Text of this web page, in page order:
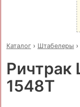
Каталог› Штабелеры ›
Ричтрак
1548Т